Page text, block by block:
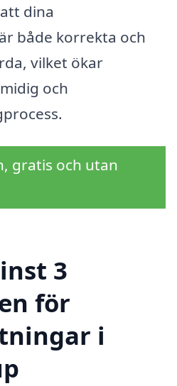
dina
både korrekta och
vilket ökar
och
gratis och utan
3
för
i